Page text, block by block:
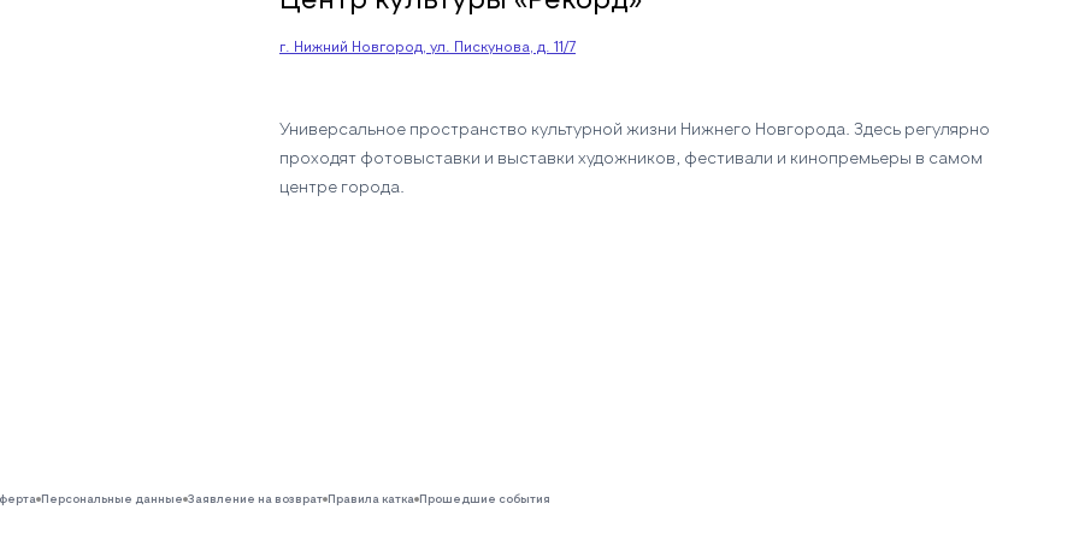
г. Нижний Новгород, ул. Пискунова, д. 11/7
Универсальное пространство культурной жизни Нижнего Новгорода. Здесь регулярно
проходят фотовыставки и выставки художников, фестивали и кинопремьеры в самом
центре города.
Персональные данные Заявление на возврат Правила катка Прошедшие события